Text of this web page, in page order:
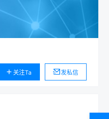
关注Ta 发私信